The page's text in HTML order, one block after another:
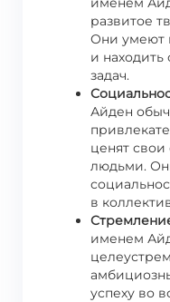
развитое
Они умеют
и
задач.
Айден
ценят
людьми.
в
именем
успеху во